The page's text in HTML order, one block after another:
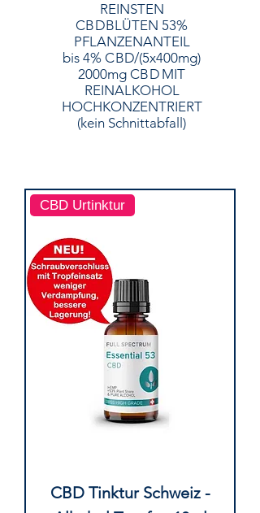
REINSTEN
C B DBLÜTEN 53%
PFLANZENANTEIL
bis 4%C B D/(5x400mg)
2000mg C B DMIT
REINALKOHOL
HOCHKONZENTRIERT
(kein Schnittabfall)
CBD Urtinktur
CBD Tinktur Schweiz -